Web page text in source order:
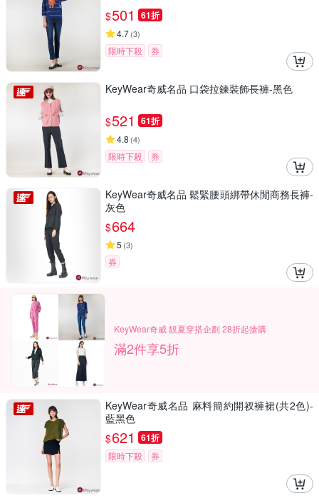
$501 61折
4.7(3)
限時下殺 券
KeyWear奇威名品 口袋拉鍊裝飾長褲-黑色
$521 61折
4.8 (4)
限時下殺 券
KeyWear奇威名品 鬆緊腰頭綁帶休閒商務長褲-
灰色
$664
5 (3)
券
KeyWear奇威 靚夏穿搭企劃 28折起搶購
滿2件享5折
KeyWear奇威名品 麻料簡約開衩褲裙(共2色)-
藍黑色
$621 61折
限時下殺 券